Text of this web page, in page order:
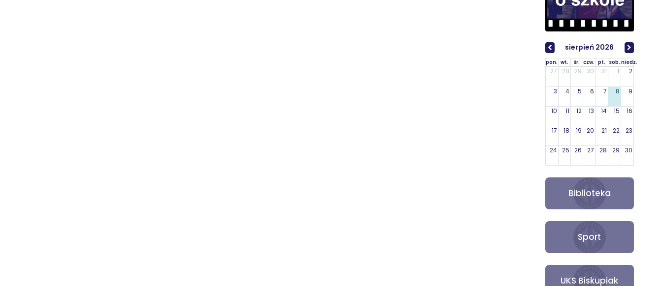
sierpień 2026
pon. wt. śr. czw. pt. sob. niedz.
27 28 29 30 31 1 2
3 4 5 6 7 8 9
10 11 12 13 14 15 16
17 18 19 20 21 22 23
24 25 26 27 28 29 30
Biblioteka
Sport
UKS Biskupiak